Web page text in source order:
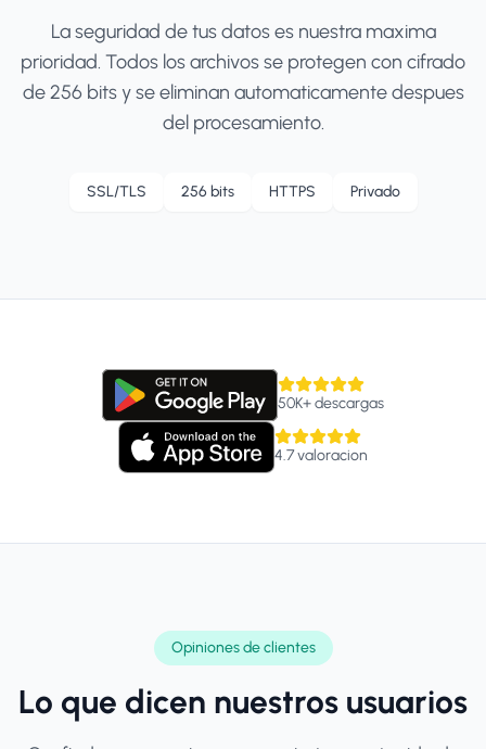
La seguridad de tus datos es nuestra maxima
prioridad. Todos los archivos se protegen con cifrado
de 256 bits y se eliminan automaticamente despues
del procesamiento.
SSL/TLS 256 bits HTTPS Privado
50K+descargas
4.7valoracion
Opiniones de clientes
Lo que dicen nuestros usuarios